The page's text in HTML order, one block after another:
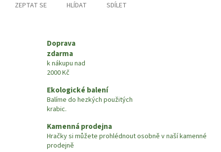
ZEPTAT SE HLÍDAT SDÍLET
Doprava
zdarma
k nákupu nad
2000 Kč
Ekologické balení
Balíme do hezkých použitých
krabic.
Kamenná prodejna
Hračky si můžete prohlédnout osobně v naší kamenné
prodejně